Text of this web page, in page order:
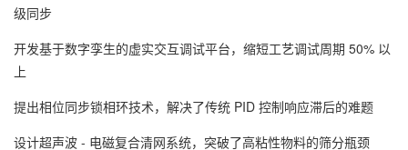
级同步
开发基于数字孪生的虚实交互调试平台，缩短工艺调试周期 50% 以
上
提出相位同步锁相环技术，解决了传统 PID 控制响应滞后的难题
设计超声波 - 电磁复合清网系统，突破了高粘性物料的筛分瓶颈